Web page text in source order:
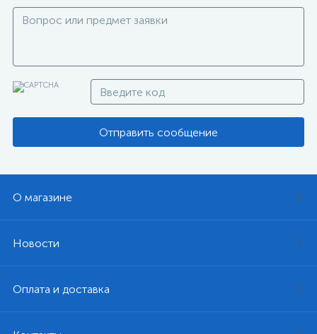
Отправить сообщение
О магазине
Новости
Оплата и доставка